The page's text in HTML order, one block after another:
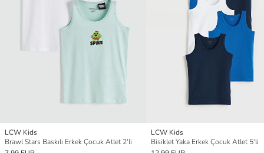
LCW Kids
Brawl Stars Baskılı Erkek Çocuk Atlet 2'li
LCW Kids
Bisiklet Yaka Erkek Çocuk Atlet 5'li